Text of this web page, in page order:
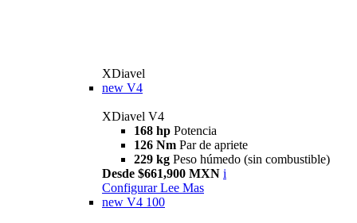
XDiavel
new V4
XDiavel V4
168 hp Potencia
126 Nm Par de apriete
229 kg Peso húmedo (sin combustible)
Desde $661,900 MXN i
Configurar Lee Mas
new V4 100